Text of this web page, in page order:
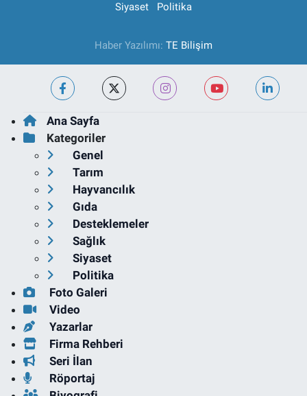
Siyaset
Politika
Haber Yazılımı: TE Bilişim
Ana Sayfa
Kategoriler
Genel
Tarım
Hayvancılık
Gıda
Desteklemeler
Sağlık
Siyaset
Politika
Foto Galeri
Video
Yazarlar
Firma Rehberi
Seri İlan
Röportaj